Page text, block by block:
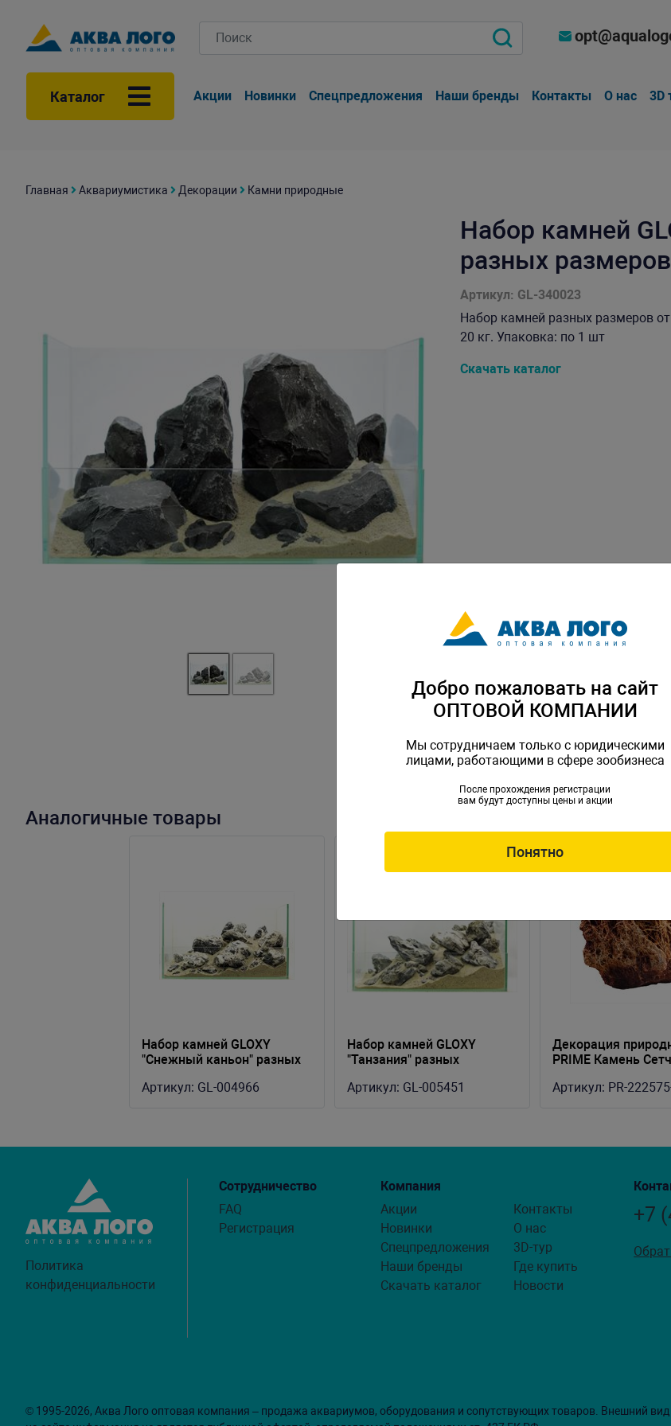
Каталог Акции Новинки Спецпредложения Наши бренды Контакты О нас 3D
Главная Аквариумистика Декорации Камни природные
Набор камней
разных
Артикул: GL-340023
Набор камней разных размеров
20 кг. Упаковка: по 1 шт
Скачать каталог
Аналогичные товары
Набор камней GLOXY
"Снежный каньон" разных
Артикул: GL-004966
Набор камней GLOXY
"Танзания" разных
Артикул: GL-005451
Декорация
PRIME Камень
Артикул: PR-
Политика
конфиденциальности
Сотрудничество
FAQ
Регистрация
Компания
Акции
Новинки
Спецпредложения
Наши бренды
Скачать каталог
Контакты
О нас
3D-тур
Где купить
Новости
+7
© 1995-2026, Аква Лого оптовая компания – продажа аквариумов, оборудования и сопутствующих товаров. Внешний
Добро пожаловать на сайт
ОПТОВОЙ КОМПАНИИ
Мы сотрудничаем только с юридическими
лицами, работающими в сфере зообизнеса
После прохождения регистрации
вам будут доступны цены и акции
Понятно